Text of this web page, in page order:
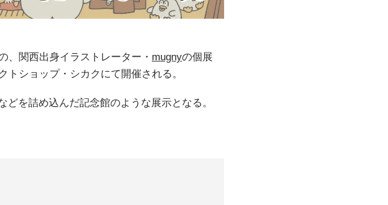
、関西出身イラストレーター・ mugnyの個展
トショップ・シカクにて開催される。
を詰め込んだ記念館のような展示となる。